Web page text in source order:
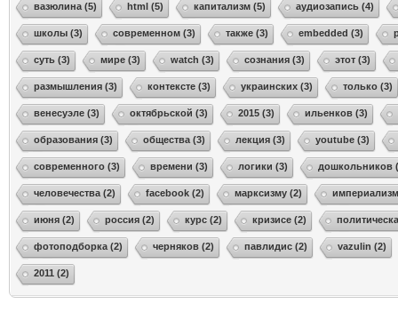
вазюлина (5) html (5) капитализм (5) аудиозапись (4)
школы (3) современном (3) также (3) embedded (3)
суть (3) мире (3) watch (3) сознания (3) этот (3)
размышления (3) контексте (3) украинских (3) только (3)
венесуэле (3) октябрьской (3) 2015 (3) ильенков (3)
образования (3) общества (3) лекция (3) youtube (3)
современного (3) времени (3) логики (3) дошкольников
человечества (2) facebook (2) марксизму (2)
июня (2) россия (2) курс (2) кризисе (2)
фотоподборка (2) черняков (2) павлидис (2) vazulin (2)
2011 (2)